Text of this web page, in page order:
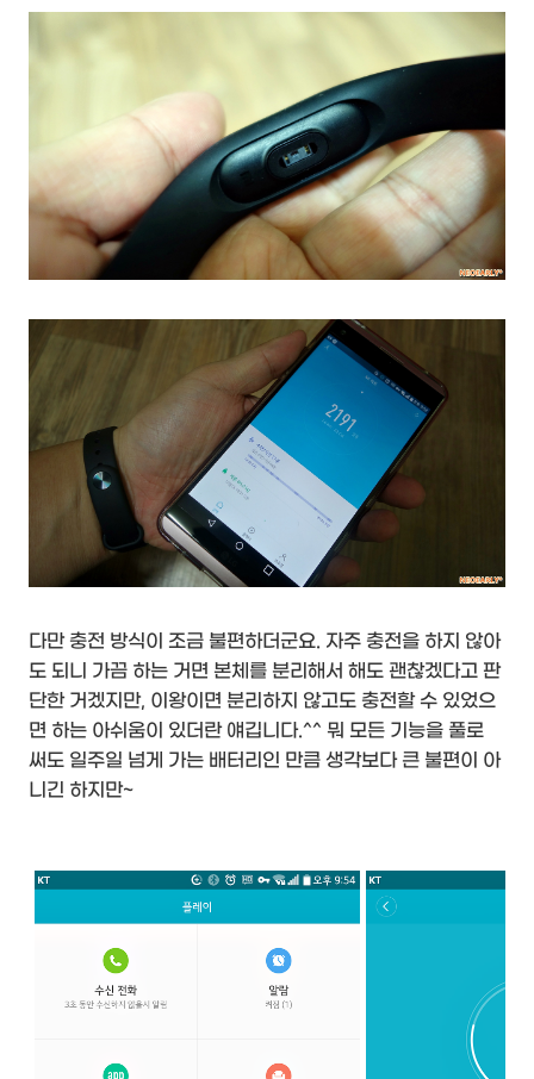
다만 충전 방식이 조금 불편하더군요. 자주 충전을 하지 않아
도 되니 가끔 하는 거면 본체를 분리해서 해도 괜찮겠다고 판
단한 거겠지만, 이왕이면 분리하지 않고도 충전할 수 있었으
면 하는 아쉬움이 있더란 얘깁니다.^^ 뭐 모든 기능을 풀로
써도 일주일 넘게 가는 배터리인 만큼 생각보다 큰 불편이 아
니긴 하지만~